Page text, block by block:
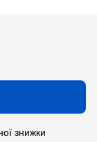
знижки